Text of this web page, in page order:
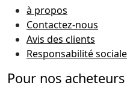
à propos
Contactez-nous
Avis des clients
Responsabilité sociale
Pour nos acheteurs